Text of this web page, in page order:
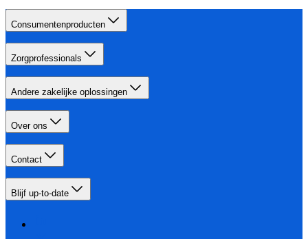
Consumentenproducten
Zorgprofessionals
Andere zakelijke oplossingen
Over ons
Contact
Blijf up-to-date